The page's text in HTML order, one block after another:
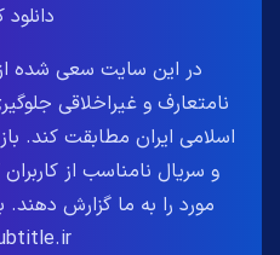
در این سایت سعی شده
نامتعارف و غیراخلاقی
اسلامی ایران مطابقت کند.
و سریال نامناسب از
مورد را به ما گزارش